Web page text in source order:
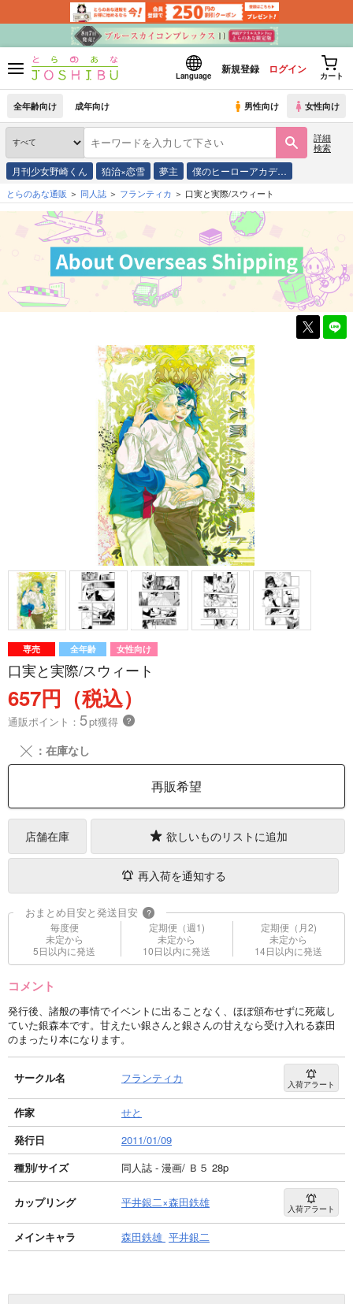
Language
新規登録 ログイン
カート
全年齢向け 成年向け 男性向け 女性向け
詳細
検索
月刊少女野崎くん 狛治×恋雪 夢主 僕のヒーローアカデ…
とらのあな通販 同人誌 フランティカ 口実と実際/スウィート
専売 全年齢 女性向け
口実と実際/スウィート
657円（税込）
通販ポイント： 5pt獲得 ？
╳ ：在庫なし
再販希望
店舗在庫 欲しいものリストに追加
再入荷を通知する
おまとめ目安と発送目安 ?
毎度便
未定から
5日以内に発送
定期便（週1)
未定から
10日以内に発送
定期便（月2)
未定から
14日以内に発送
コメント
発行後、諸般の事情でイベントに出ることなく、ほぼ頒布せずに死蔵し
ていた銀森本です。甘えたい銀さんと銀さんの甘えなら受け入れる森田
のまったり本になります。
サークル名 フランティカ 入荷アラート
作家
せと
発行日
2011/01/09
種別/サイズ
同人誌 - 漫画/ Ｂ５ 28p
カップリング 平井銀二×森田鉄雄 入荷アラート
メインキャラ 森田鉄雄 平井銀二